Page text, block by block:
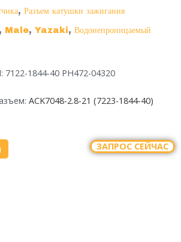
, Разъем катушки зажигания
, Male, Yazaki, Водонепроницаемый
1844-40 PH472-04320
ACK7048-2.8-21 (7223-1844-40)
ЗАПРОС СЕЙЧАС